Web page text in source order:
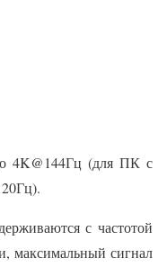
4K@144Гц (для ПК с
с частотой
максимальный сигнал